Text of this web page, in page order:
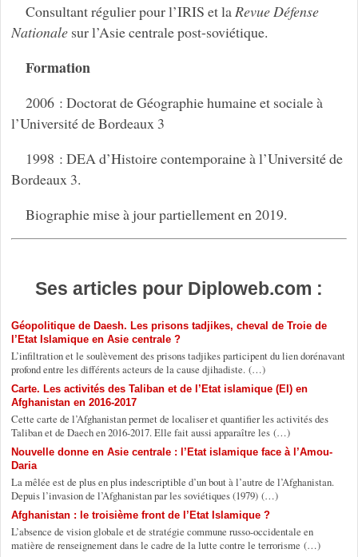
Consultant régulier pour l’IRIS et laRevue Défense
Nationalesur l’Asie centrale post-soviétique.
Formation
2006 : Doctorat de Géographie humaine et sociale à
l’Université de Bordeaux 3
1998 : DEA d’Histoire contemporaine à l’Université de
Bordeaux 3.
Biographie mise à jour partiellement en 2019.
Ses articles pour Diploweb.com :
Géopolitique de Daesh. Les prisons tadjikes, cheval de Troie de
l’Etat Islamique en Asie centrale ?
L’infiltration et le soulèvement des prisons tadjikes participent du lien dorénavant
profond entre les différents acteurs de la cause djihadiste. (…)
Carte. Les activités des Taliban et de l’Etat islamique (EI) en
Afghanistan en 2016-2017
Cette carte de l’Afghanistan permet de localiser et quantifier les activités des
Taliban et de Daech en 2016-2017. Elle fait aussi apparaître les (…)
Nouvelle donne en Asie centrale : l’Etat islamique face à l’Amou-
Daria
La mêlée est de plus en plus indescriptible d’un bout à l’autre de l’Afghanistan.
Depuis l’invasion de l’Afghanistan par les soviétiques (1979) (…)
Afghanistan : le troisième front de l’Etat Islamique ?
L’absence de vision globale et de stratégie commune russo-occidentale en
matière de renseignement dans le cadre de la lutte contre le terrorisme (…)